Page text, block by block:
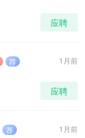
应聘
1月前
荐
应聘
1月前
荐